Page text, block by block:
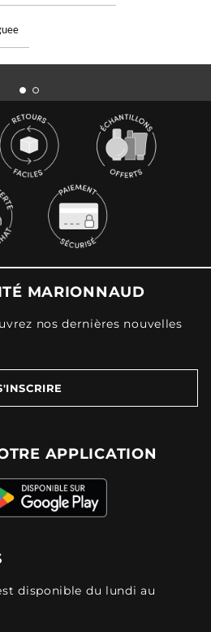
MARIONNAUD
nos dernières nouvelles
APPLICATION
disponible du lundi au